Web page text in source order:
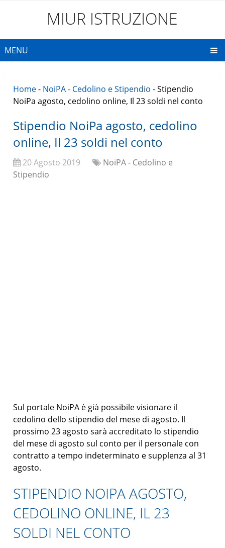
MIUR ISTRUZIONE
MENU
Home- NoiPA - Cedolino e Stipendio -Stipendio
NoiPa agosto, cedolino online, Il 23 soldi nel conto
Stipendio NoiPa agosto, cedolino
online, Il 23 soldi nel conto
20 Agosto 2019
NoiPA - Cedolino e
Stipendio
Sul portale NoiPA è già possibile visionare il
cedolino dello stipendio del mese di agosto. Il
prossimo 23 agosto sarà accreditato lo stipendio
del mese di agosto sul conto per il personale con
contratto a tempo indeterminato e supplenza al 31
agosto.
STIPENDIO NOIPA AGOSTO,
CEDOLINO ONLINE, IL 23
SOLDI NEL CONTO